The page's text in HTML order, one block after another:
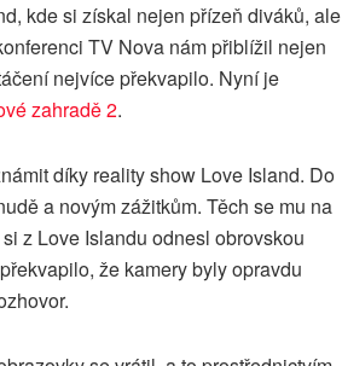
kde si získal nejen přízeň diváků, ale
TV Nova nám přiblížil nejen
nejvíce překvapilo. Nyní je
zahradě 2.
díky reality show Love Island. Do
a novým zážitkům. Těch se mu na
z Love Islandu odnesl obrovskou
že kamery byly opravdu